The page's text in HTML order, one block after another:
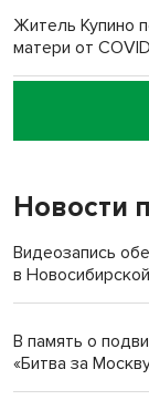
Житель Купино
матери от
Новосибирский
пенсионерки на
«Мы живём на
терроризируют
Инвалид
Новости
Видеозапись
в
В память о
«Битва за